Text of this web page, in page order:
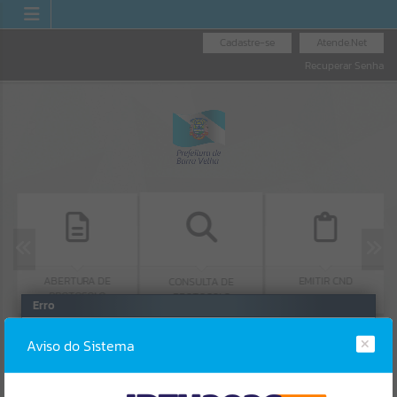
Atende.Net
Cadastre-se
Recuperar Senha
ABERTURA DE
PROTOCOLO
CONSULTA DE
PROTOCOLO
EMITIR CND
Aviso do Sistema
Erro
Gerenciamento do Sistema